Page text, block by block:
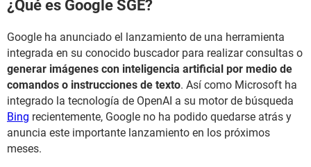
¿Qué es Google SGE?
Google ha anunciado el lanzamiento de una herramienta
integrada en su conocido buscador para realizar consultas o
generar imágenes con inteligencia artificial por medio de
comandos o instrucciones de texto. Así como Microsoft ha
integrado la tecnología de OpenAI a su motor de búsqueda
Bing recientemente, Google no ha podido quedarse atrás y
anuncia este importante lanzamiento en los próximos
meses.